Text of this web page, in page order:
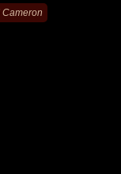
Cameron